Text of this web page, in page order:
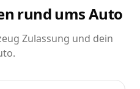
rund ums Auto
Zulassung und dein